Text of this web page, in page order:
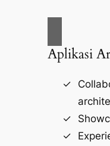
Aplikasi